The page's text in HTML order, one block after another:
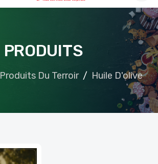
PRODUITS
Produits Du Terroir Huile D'olive